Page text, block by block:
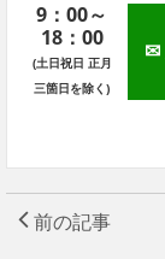
9：00～
18：00
(土日祝日 正月
三箇日を除く)
✉
前の記事